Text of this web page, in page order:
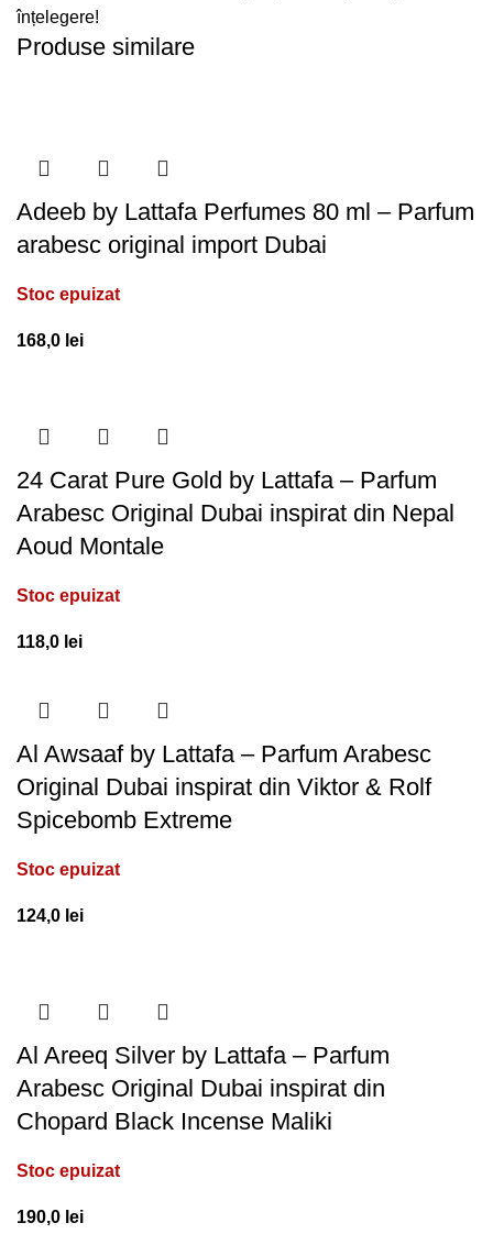
înțelegere!
Produse similare
Adeeb by Lattafa Perfumes 80 ml – Parfum
arabesc original import Dubai
Stoc epuizat
168,0 lei
24 Carat Pure Gold by Lattafa – Parfum
Arabesc Original Dubai inspirat din Nepal
Aoud Montale
Stoc epuizat
118,0 lei
Al Awsaaf by Lattafa – Parfum Arabesc
Original Dubai inspirat din Viktor & Rolf
Spicebomb Extreme
Stoc epuizat
124,0 lei
Al Areeq Silver by Lattafa – Parfum
Arabesc Original Dubai inspirat din
Chopard Black Incense Maliki
Stoc epuizat
190,0 lei